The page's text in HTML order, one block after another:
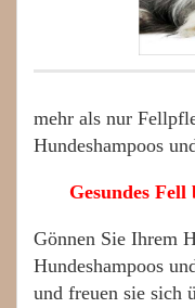
mehr als nur
Hundeshampoos
Gesundes
Gönnen Sie Ihrem
Hundeshampoos
und freuen sie sich